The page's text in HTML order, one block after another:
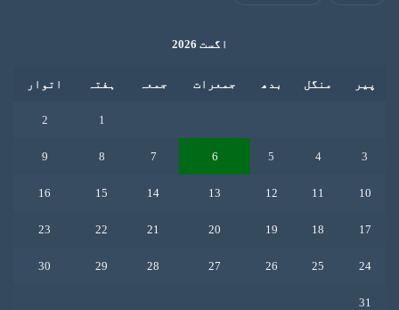
اگست 2026
پیر منگل بدھ جمعرات جمعہ ہفتہ اتوار
1
2
3
4
5
6
7
8
9
10
11
12
13
14
15
16
17
18
19
20
21
22
23
24
25
26
27
28
29
30
31